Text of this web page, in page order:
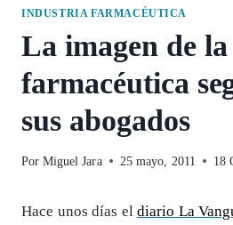
INDUSTRIA FARMACÉUTICA
La imagen de
farmacéutica
sus abogados
Por Miguel Jara 25 mayo, 2011 18
Hace unos días el diario La